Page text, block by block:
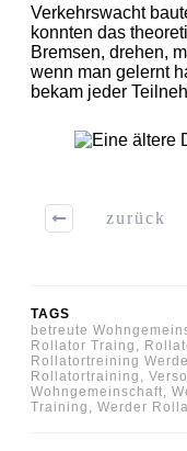
Verkehrswacht
konnten das
Bremsen, drehen,
wenn man gelernt
bekam jeder
zurück
TAGS
betreute
Rollator Traing,
Rollatortreining
Rollatortraining,
Wohngemeinschaft,
Training, Werder